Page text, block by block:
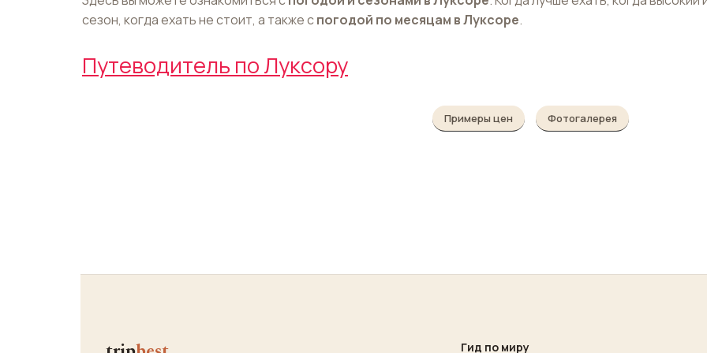
сезон, когда ехать не стоит, а также спогодой по месяцам в Луксоре.
Путеводитель по Луксору
Примеры цен Фотогалерея
Гид по миру